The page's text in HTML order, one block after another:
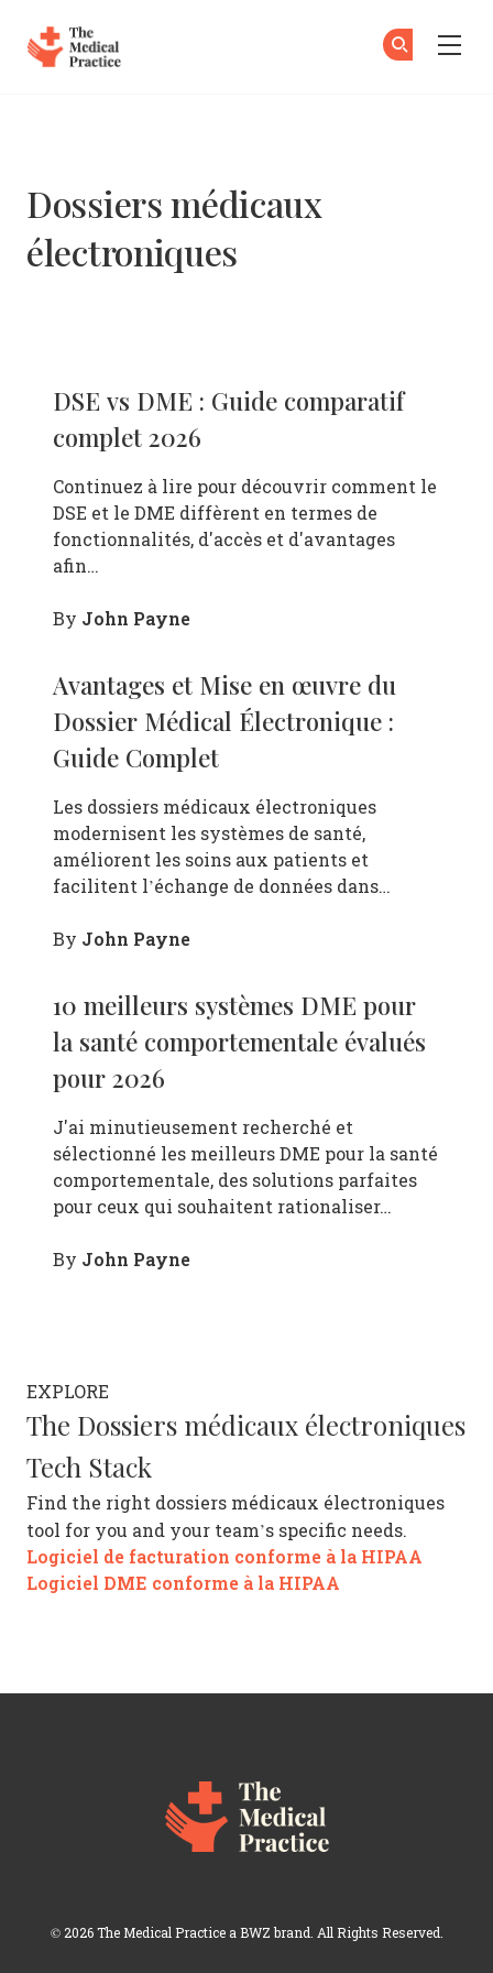
Dossiers médicaux
électroniques
DSE vs DME : Guide comparatif
complet 2026
Continuez à lire pour découvrir comment le
DSE et le DME diffèrent en termes de
fonctionnalités, d'accès et d'avantages
afin…
By John Payne
Avantages et Mise en œuvre du
Dossier Médical Électronique :
Guide Complet
Les dossiers médicaux électroniques
modernisent les systèmes de santé,
améliorent les soins aux patients et
facilitent l’échange de données dans…
By John Payne
10 meilleurs systèmes DME pour
la santé comportementale évalués
pour 2026
J'ai minutieusement recherché et
sélectionné les meilleurs DME pour la santé
comportementale, des solutions parfaites
pour ceux qui souhaitent rationaliser…
By John Payne
EXPLORE
The Dossiers médicaux électroniques
Tech Stack
Find the right dossiers médicaux électroniques
tool for you and your team’s specific needs.
Logiciel de facturation conforme à la HIPAA
Logiciel DME conforme à la HIPAA
© 2026 The Medical Practice a BWZOpens new window
brand. All Rights Reserved.